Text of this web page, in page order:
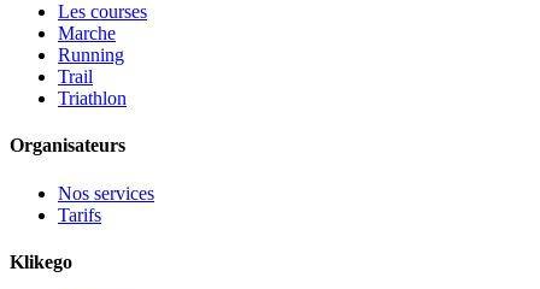
Les courses
Marche
Running
Trail
Triathlon
Organisateurs
Nos services
Tarifs
Klikego